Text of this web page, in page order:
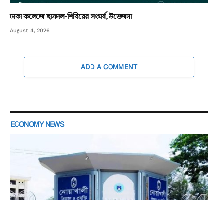
ঢাকা কলেজে ছাত্রদল-শিবিরের সংঘর্ষ, উত্তেজনা
August 4, 2026
ADD A COMMENT
ECONOMY NEWS